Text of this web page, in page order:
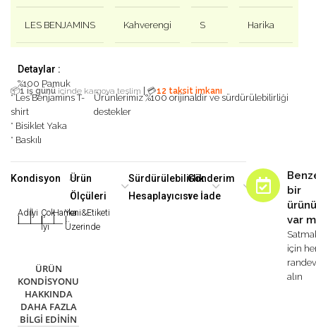
LES BENJAMINS Kahverengi S Harika
Detaylar :
%100 Pamuk
📦1 iş günü içinde kargoya teslim 💳12 taksit imkanı
* Les Benjamins T-
shirt
* Bisiklet Yaka
* Baskılı
Ürünlerimiz %100 orijinaldir ve sürdürülebilirliği
destekler
Kondisyon
Adilİyi
|
Çok
İyi
Harika
|
Yeni&Etiketi
Üzerinde
ÜRÜN
KONDISYONU
HAKKINDA
DAHA FAZLA
BILGI EDININ
Ürün
Ölçüleri
Sürdürülebilirlik
Hesaplayıcısı
Gönderim
ve İade
bir
var
için
alın